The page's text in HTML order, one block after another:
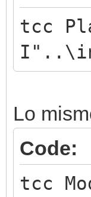
tcc
Lo
Code:
tcc